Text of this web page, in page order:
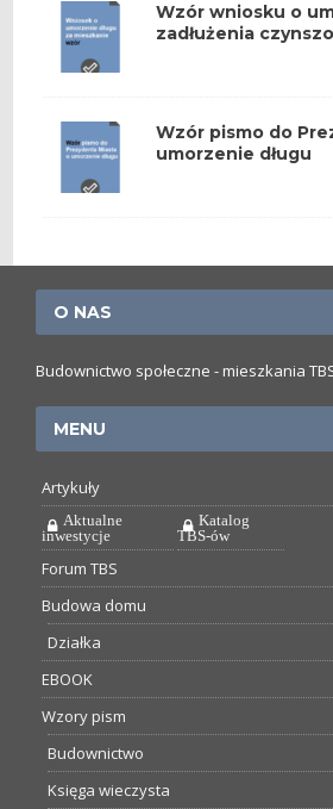
Wzór wniosku o
zadłużenia
Wzór pismo do
umorzenie długu
O NAS
Budownictwo społeczne - mieszkania
MENU
Artykuły
Aktualne
inwestycje
Katalog
TBS-ów
Forum TBS
Budowa domu
Działka
EBOOK
Wzory pism
Budownictwo
Księga wieczysta